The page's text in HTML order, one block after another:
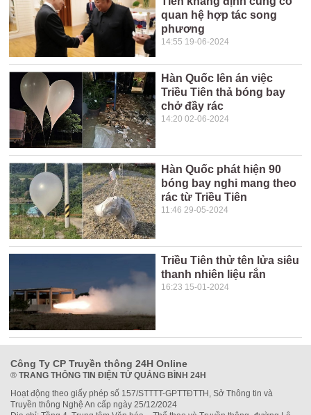
quan hệ hợp tác song
phương
14:55 19-06-2024
Hàn Quốc lên án việc
Triều Tiên thả bóng bay
chở đầy rác
14:20 02-06-2024
Hàn Quốc phát hiện 90
bóng bay nghi mang theo
rác từ Triều Tiên
11:46 29-05-2024
Triều Tiên thử tên lửa siêu
thanh nhiên liệu rắn
16:23 15-01-2024
Công Ty CP Truyền thông 24H Online
® TRANG THÔNG TIN ĐIỆN TỬ QUẢNG BÌNH 24H
Hoạt động theo giấy phép số 157/STTTT-GPTTĐTTH, Sở Thông tin và
Truyền thông Nghệ An cấp ngày 25/12/2024